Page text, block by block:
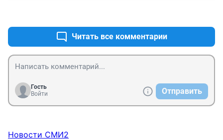
Читать все комментарии
Гость
Войти
Отправить
Новости СМИ2